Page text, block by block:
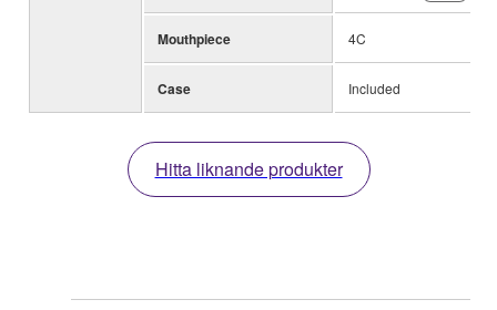
Mouthpiece 4C
Case Included
Hitta liknande produkter